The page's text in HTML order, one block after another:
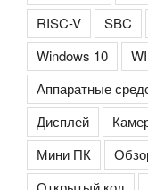
RISC-V
SBC
Windows 10
Аппаратные
Дисплей
Мини ПК